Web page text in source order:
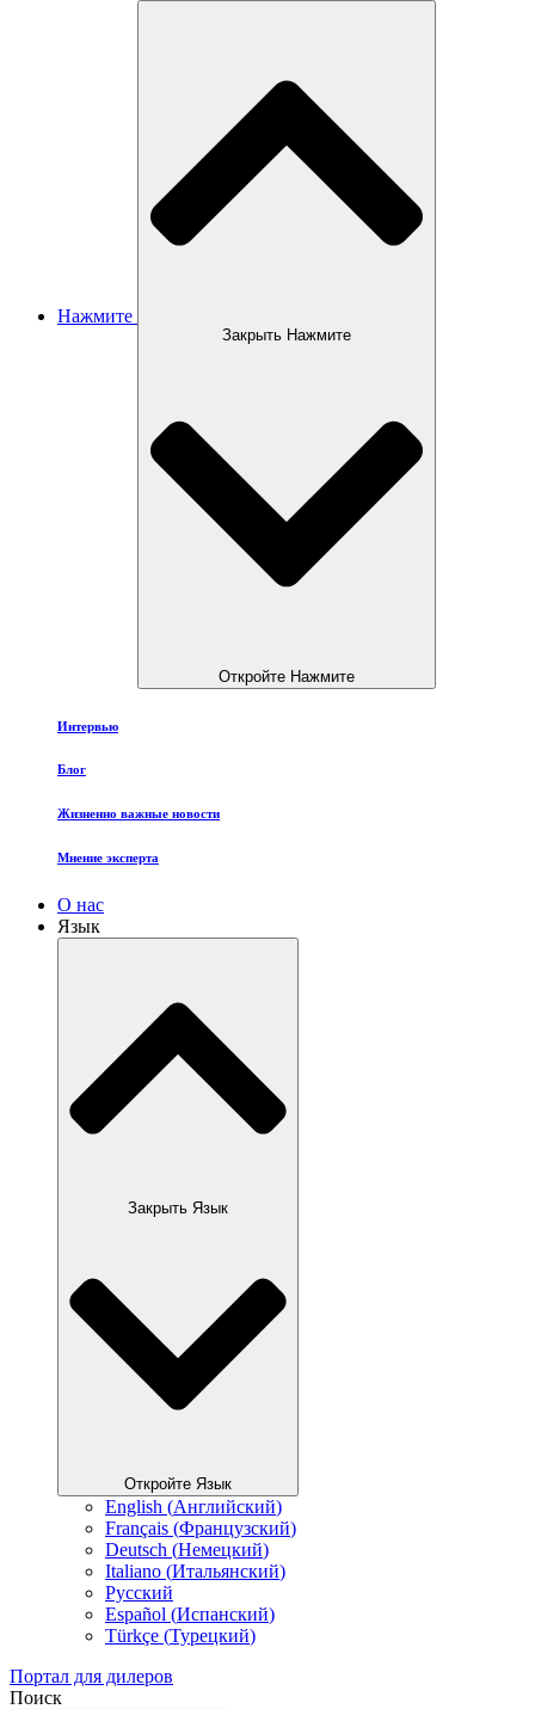
Нажмите
Закрыть Нажмите
Откройте Нажмите
Интервью
Блог
Жизненно важные новости
Мнение эксперта
О нас
Язык
Закрыть Язык
Откройте Язык
English (Английский)
Français (Французский)
Deutsch (Немецкий)
Italiano (Итальянский)
Русский
Español (Испанский)
Türkçe (Турецкий)
Портал для дилеров
Поиск